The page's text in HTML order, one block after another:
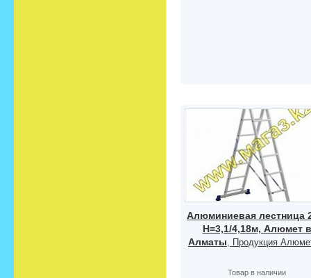
Алюминиевая лестница
Н=3,1/4,18м, Алюмет в
Алматы, Продукция
Товар в наличии